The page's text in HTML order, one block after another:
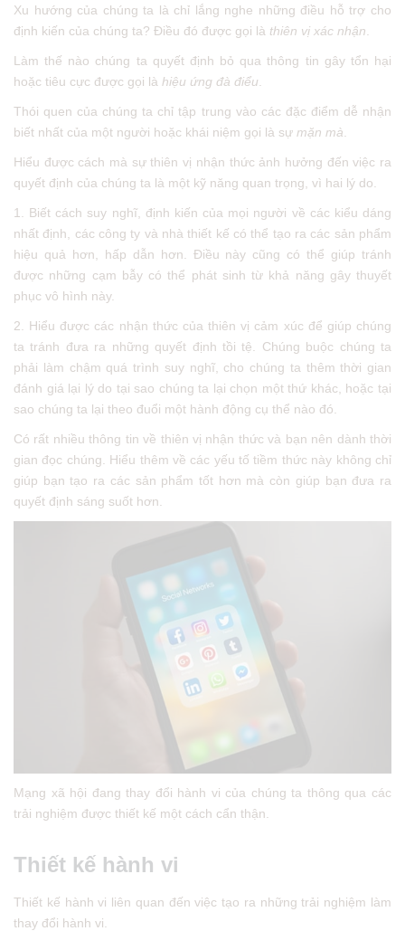
Xu hướng của chúng ta là chỉ lắng nghe những điều hỗ trợ cho
định kiến của chúng ta? Điều đó được gọi là thiên vị xác nhận
Làm thế nào chúng ta quyết định bỏ qua thông tin gây tổn hại
hoặc tiêu cực được gọi là hiệu ứng đà điểu
Thói quen của chúng ta chỉ tập trung vào các đặc điểm dễ nhận
biết nhất của một người hoặc khái niệm gọi là sự mặn mà
Hiểu được cách mà sự thiên vị nhận thức ảnh hưởng đến việc ra
quyết định của chúng ta là một kỹ năng quan trọng, vì hai lý do.
1. Biết cách suy nghĩ, định kiến của mọi người về các kiểu dáng
nhất định, các công ty và nhà thiết kế có thể tạo ra các sản phẩm
hiệu quả hơn, hấp dẫn hơn. Điều này cũng có thể giúp tránh
được những cạm bẫy có thể phát sinh từ khả năng gây thuyết
phục vô hình này.
2. Hiểu được các nhận thức của thiên vị cảm xúc để giúp chúng
ta tránh đưa ra những quyết định tồi tệ. Chúng buộc chúng ta
phải làm chậm quá trình suy nghĩ, cho chúng ta thêm thời gian
đánh giá lại lý do tại sao chúng ta lại chọn một thứ khác, hoặc tại
sao chúng ta lại theo đuổi một hành động cụ thể nào đó.
Có rất nhiều thông tin về thiên vị nhận thức và bạn nên dành thời
gian đọc chúng. Hiểu thêm về các yếu tố tiềm thức này không chỉ
giúp bạn tạo ra các sản phẩm tốt hơn mà còn giúp bạn đưa ra
quyết định sáng suốt hơn.
Mạng xã hội đang thay đổi hành vi của chúng ta thông qua các
trải nghiệm được thiết kế một cách cẩn thận.
Thiết kế hành vi
Thiết kế hành vi liên quan đến việc tạo ra những trải nghiệm làm
thay đổi hành vi.